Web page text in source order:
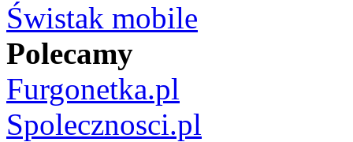
Świstak mobile
Polecamy
Furgonetka.pl
Spolecznosci.pl